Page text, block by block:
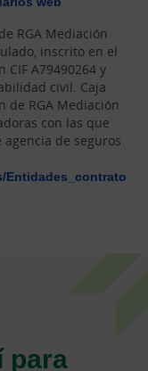
RGA Mediación
inscrito en el
CIF A79490264 y
civil. Caja
de RGA Mediación
con las que
de seguros
Entidades_contrato
para